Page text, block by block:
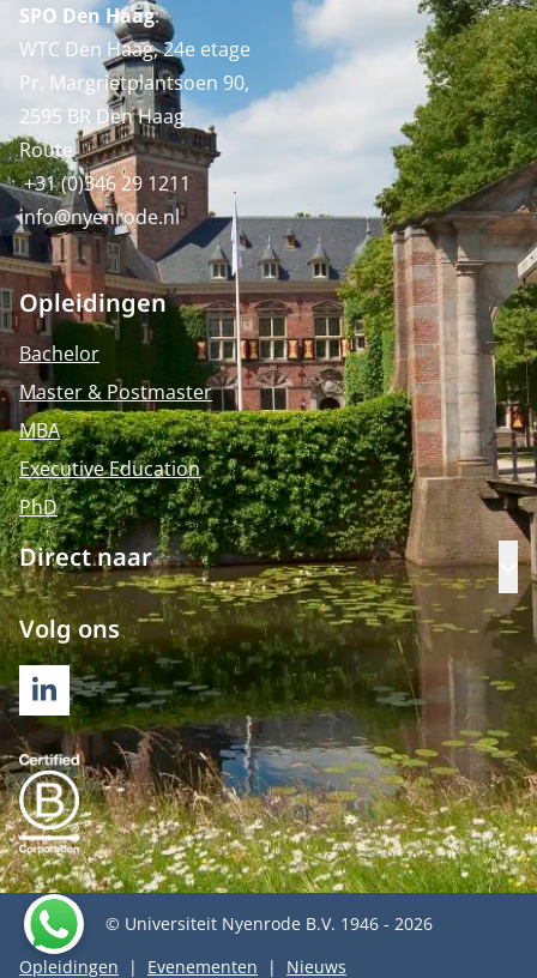
SPO Den Haag:
WTC Den Haag, 24e etage
Pr. Margrietplantsoen 90,
2595 BR Den Haag
Route
+31 (0)346 29 1211
info@nyenrode.nl
Opleidingen
Bachelor
Master & Postmaster
MBA
Executive Education
PhD
Direct naar
Volg ons
LINKEDIN
© Universiteit Nyenrode B.V. 1946 - 2026
Opleidingen
Evenementen Nieuws